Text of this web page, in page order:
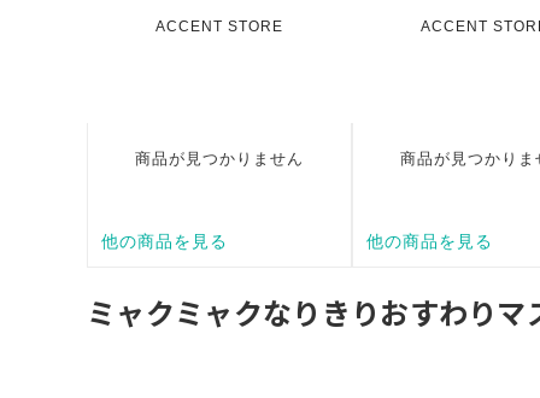
ミャクミャクなりきりおすわりマ